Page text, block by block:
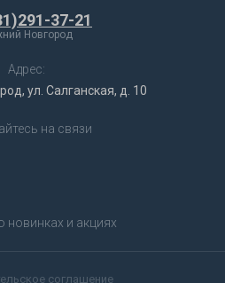
37-21
Новгород
Адрес:
ул. Салганская, д. 10
на связи
новинках и акциях
соглашение